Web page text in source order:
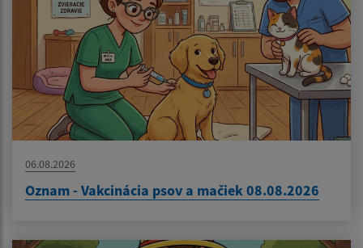
06.08.2026
Oznam - Vakcinácia psov a mačiek 08.08.2026